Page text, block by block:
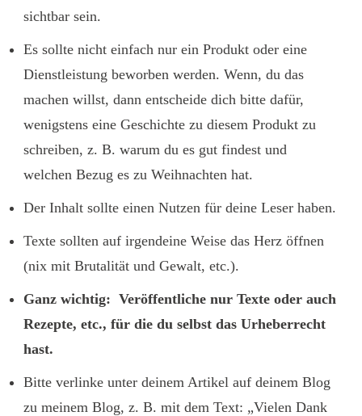
sichtbar sein.
Es sollte nicht einfach nur ein Produkt oder eine
Dienstleistung beworben werden. Wenn, du das
machen willst, dann entscheide dich bitte dafür,
wenigstens eine Geschichte zu diesem Produkt zu
schreiben, z. B. warum du es gut findest und
welchen Bezug es zu Weihnachten hat.
Der Inhalt sollte einen Nutzen für deine Leser haben.
Texte sollten auf irgendeine Weise das Herz öffnen
(nix mit Brutalität und Gewalt, etc.).
Ganz wichtig: Veröffentliche nur Texte oder auch
Rezepte, etc., für die du selbst das Urheberrecht
hast.
Bitte verlinke unter deinem Artikel auf deinem Blog
zu meinem Blog, z. B. mit dem Text: „Vielen Dank